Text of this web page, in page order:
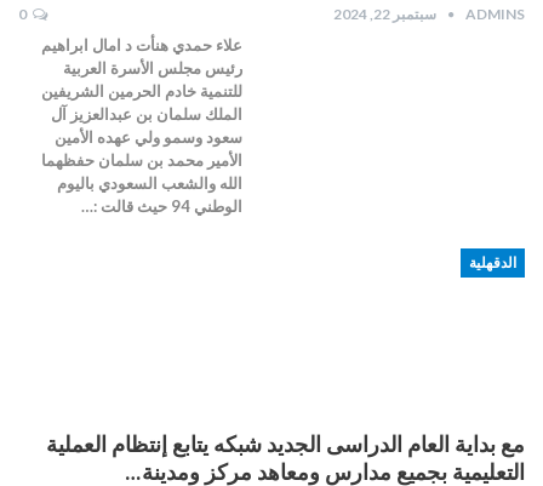
ADMINS سبتمبر 22, 2024 0
علاء حمدي هنأت د امال ابراهيم
رئيس مجلس الأسرة العربية
للتنمية خادم الحرمين الشريفين
الملك سلمان بن عبدالعزيز آل
سعود وسمو ولي عهده الأمين
الأمير محمد بن سلمان حفظهما
الله والشعب السعودي باليوم
الوطني 94 حيث قالت :…
الدقهلية
مع بداية العام الدراسى الجديد شبكه يتابع إنتظام العملية
التعليمية بجميع مدارس ومعاهد مركز ومدينة…